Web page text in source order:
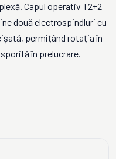
Capul operativ T2+2
două electrospindluri cu
permițând rotația în
în prelucrare.